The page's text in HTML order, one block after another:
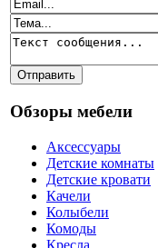
Обзоры мебели
Аксессуары
Детские комнаты
Детские кровати
Качели
Колыбели
Комоды
Кресла